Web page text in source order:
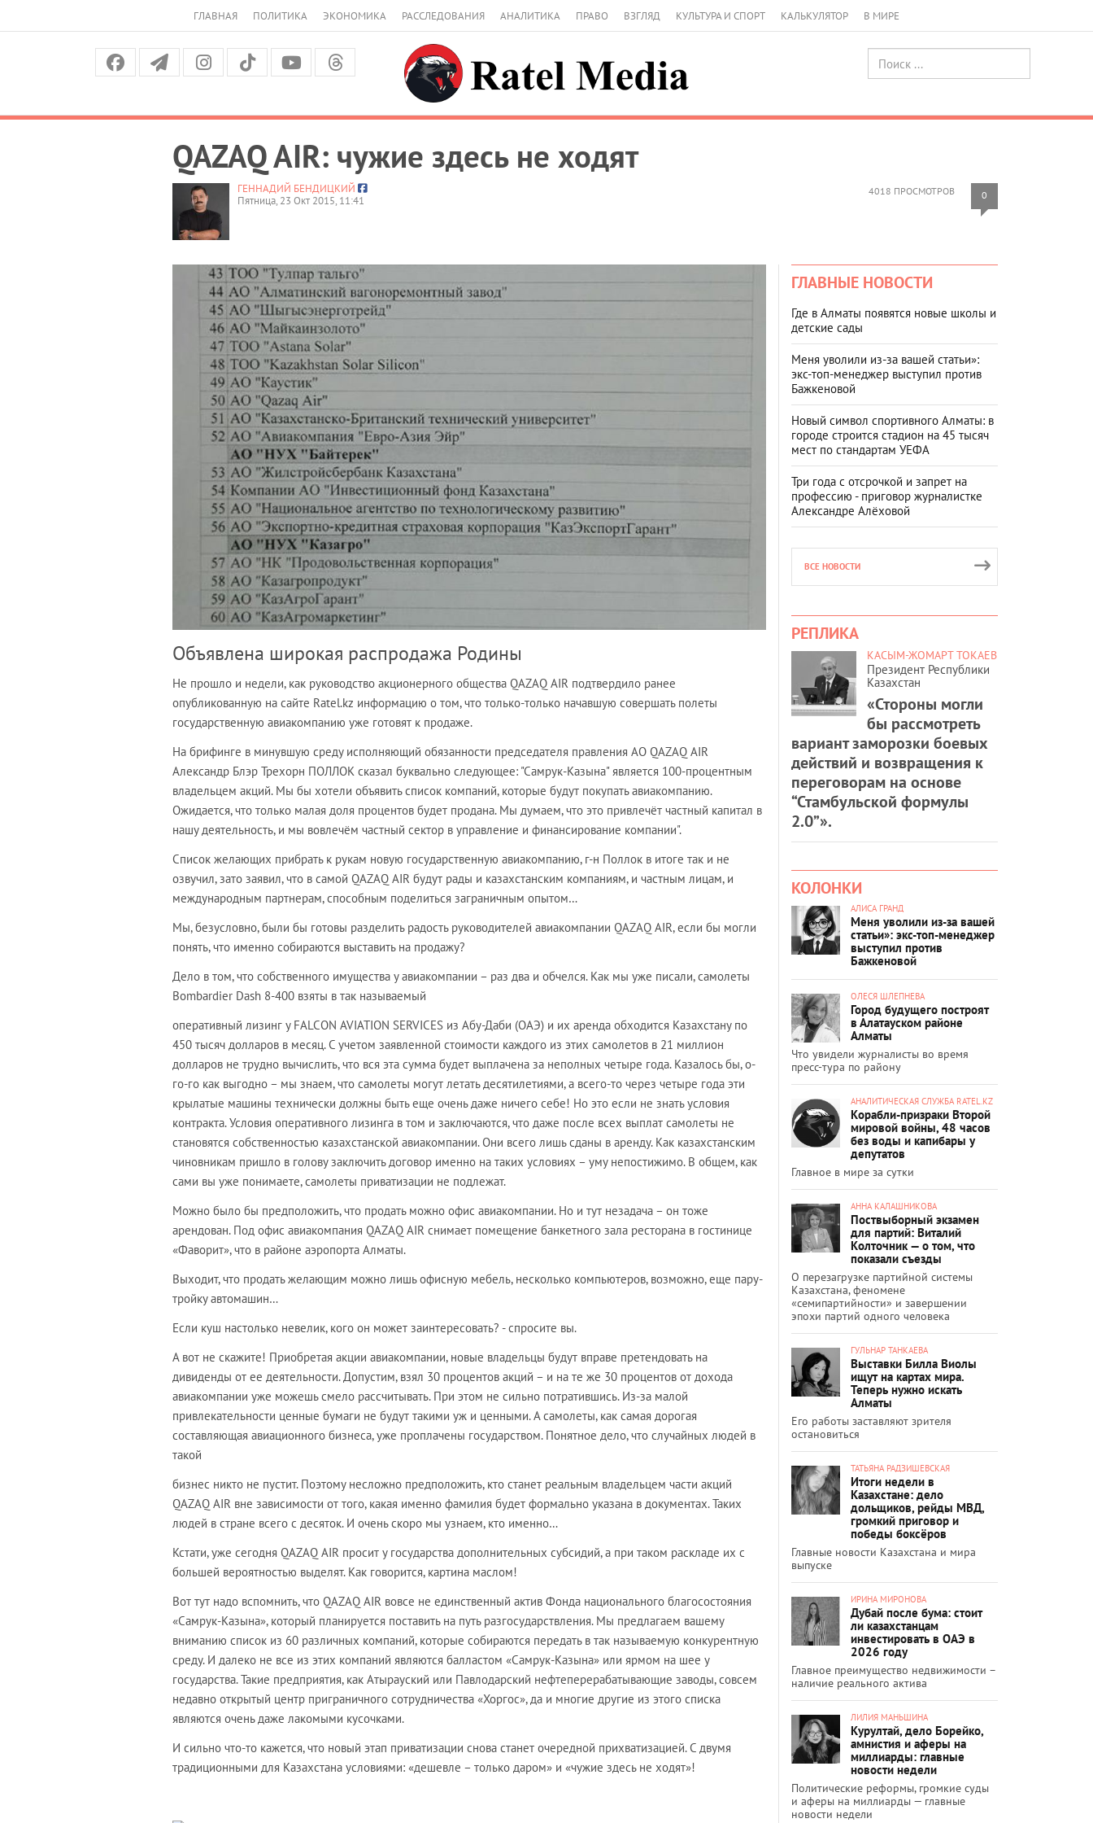
ГЛАВНАЯ ПОЛИТИКА ЭКОНОМИКА РАССЛЕДОВАНИЯ АНАЛИТИКА ПРАВО ВЗГЛЯД КУЛЬТУРА И СПОРТ КАЛЬКУЛЯТОР В МИРЕ
QAZAQ AIR: чужие здесь не ходят
4018 ПРОСМОТРОВ 0
ГЕННАДИЙ БЕНДИЦКИЙ
Пятница, 23 Окт 2015, 11:41
Объявлена широкая распродажа Родины
Не прошло и недели, как руководство акционерного общества QAZAQ AIR подтвердило ранее
опубликованную на сайте Ratel.kz информацию о том, что только-только начавшую совершать полеты
государственную авиакомпанию уже готовят к продаже.
На брифинге в минувшую среду исполняющий обязанности председателя правления АО QAZAQ AIR
Александр Блэр Трехорн ПОЛЛОК сказал буквально следующее: "Самрук-Казына" является 100-процентным
владельцем акций. Мы бы хотели объявить список компаний, которые будут покупать авиакомпанию.
Ожидается, что только малая доля процентов будет продана. Мы думаем, что это привлечёт частный капитал в
нашу деятельность, и мы вовлечём частный сектор в управление и финансирование компании".
Список желающих прибрать к рукам новую государственную авиакомпанию, г-н Поллок в итоге так и не
озвучил, зато заявил, что в самой QAZAQ AIR будут рады и казахстанским компаниям, и частным лицам, и
международным партнерам, способным поделиться заграничным опытом…
Мы, безусловно, были бы готовы разделить радость руководителей авиакомпании QAZAQ AIR, если бы могли
понять, что именно собираются выставить на продажу?
Дело в том, что собственного имущества у авиакомпании – раз два и обчелся. Как мы уже писали, самолеты
Bombardier Dash 8-400 взяты в так называемый
оперативный лизинг у FALCON AVIATION SERVICES из Абу-Даби (ОАЭ) и их аренда обходится Казахстану по
450 тысяч долларов в месяц. С учетом заявленной стоимости каждого из этих самолетов в 21 миллион
долларов не трудно вычислить, что вся эта сумма будет выплачена за неполных четыре года. Казалось бы, о-
го-го как выгодно – мы знаем, что самолеты могут летать десятилетиями, а всего-то через четыре года эти
крылатые машины технически должны быть еще очень даже ничего себе! Но это если не знать условия
контракта. Условия оперативного лизинга в том и заключаются, что даже после всех выплат самолеты не
становятся собственностью казахстанской авиакомпании. Они всего лишь сданы в аренду. Как казахстанским
чиновникам пришло в голову заключить договор именно на таких условиях – уму непостижимо. В общем, как
сами вы уже понимаете, самолеты приватизации не подлежат.
Можно было бы предположить, что продать можно офис авиакомпании. Но и тут незадача – он тоже
арендован. Под офис авиакомпания QAZAQ AIR снимает помещение банкетного зала ресторана в гостинице
«Фаворит», что в районе аэропорта Алматы.
Выходит, что продать желающим можно лишь офисную мебель, несколько компьютеров, возможно, еще пару-
тройку автомашин…
Если куш настолько невелик, кого он может заинтересовать? - спросите вы.
А вот не скажите! Приобретая акции авиакомпании, новые владельцы будут вправе претендовать на
дивиденды от ее деятельности. Допустим, взял 30 процентов акций – и на те же 30 процентов от дохода
авиакомпании уже можешь смело рассчитывать. При этом не сильно потратившись. Из-за малой
привлекательности ценные бумаги не будут такими уж и ценными. А самолеты, как самая дорогая
составляющая авиационного бизнеса, уже проплачены государством. Понятное дело, что случайных людей в
такой
бизнес никто не пустит. Поэтому несложно предположить, кто станет реальным владельцем части акций
QAZAQ AIR вне зависимости от того, какая именно фамилия будет формально указана в документах. Таких
людей в стране всего с десяток. И очень скоро мы узнаем, кто именно…
Кстати, уже сегодня QAZAQ AIR просит у государства дополнительных субсидий, а при таком раскладе их с
большей вероятностью выделят. Как говорится, картина маслом!
Вот тут надо вспомнить, что QAZAQ AIR вовсе не единственный актив Фонда национального благосостояния
«Самрук-Казына», который планируется поставить на путь разгосударствления. Мы предлагаем вашему
вниманию список из 60 различных компаний, которые собираются передать в так называемую конкурентную
среду. И далеко не все из этих компаний являются балластом «Самрук-Казына» или ярмом на шее у
государства. Такие предприятия, как Атырауский или Павлодарский нефтеперерабатывающие заводы, совсем
недавно открытый центр приграничного сотрудничества «Хоргос», да и многие другие из этого списка
являются очень даже лакомыми кусочками.
И сильно что-то кажется, что новый этап приватизации снова станет очередной прихватизацией. С двумя
традиционными для Казахстана условиями: «дешевле – только даром» и «чужие здесь не ходят»!
ГЛАВНЫЕ НОВОСТИ
Где в Алматы появятся новые школы и
детские сады
Меня уволили из-за вашей статьи»:
экс-топ-менеджер выступил против
Бажкеновой
Новый символ спортивного Алматы: в
городе строится стадион на 45 тысяч
мест по стандартам УЕФА
Три года с отсрочкой и запрет на
профессию - приговор журналистке
Александре Алёховой
ВСЕ НОВОСТИ
РЕПЛИКА
КАСЫМ-ЖОМАРТ ТОКАЕВ
Президент Республики
Казахстан
«Стороны могли
бы рассмотреть
вариант заморозки боевых
действий и возвращения к
переговорам на основе
“Стамбульской формулы
2.0”».
КОЛОНКИ
АЛИСА ГРАНД
Меня уволили из-за вашей
статьи»: экс-топ-менеджер
выступил против
Бажкеновой
ОЛЕСЯ ШЛЕПНЕВА
Город будущего построят
в Алатауском районе
Алматы
Что увидели журналисты во время
пресс-тура по району
АНАЛИТИЧЕСКАЯ СЛУЖБА RATEL.KZ
Корабли-призраки Второй
мировой войны, 48 часов
без воды и капибары у
депутатов
Главное в мире за сутки
АННА КАЛАШНИКОВА
Поствыборный экзамен
для партий: Виталий
Колточник — о том, что
показали съезды
О перезагрузке партийной системы
Казахстана, феномене
«семипартийности» и завершении
эпохи партий одного человека
ГУЛЬНАР ТАНКАЕВА
Выставки Билла Виолы
ищут на картах мира.
Теперь нужно искать
Алматы
Его работы заставляют зрителя
остановиться
ТАТЬЯНА РАДЗИШЕВСКАЯ
Итоги недели в
Казахстане: дело
дольщиков, рейды МВД,
громкий приговор и
победы боксёров
Главные новости Казахстана и мира
выпуске
ИРИНА МИРОНОВА
Дубай после бума: стоит
ли казахстанцам
инвестировать в ОАЭ в
2026 году
Главное преимущество недвижимости –
наличие реального актива
ЛИЛИЯ МАНЬШИНА
Курултай, дело Борейко,
амнистия и аферы на
миллиарды: главные
новости недели
Политические реформы, громкие суды
и аферы на миллиарды — главные
новости недели